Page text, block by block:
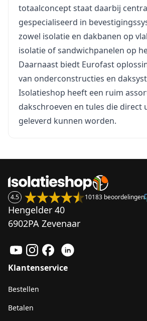
totaalconcept staat daarbij
gespecialiseerd in
zowel isolatie en dakbanen op
isolatie of sandwichpanelen op
Daarnaast biedt Eurofast
van onderconstructies en
Isolatieshop heeft een ruim
dakschroeven en tules die direct
geleverd kunnen worden.
4.5 10183 beoordelingen
Hengelder 40
6902PA Zevenaar
Klantenservice
Bestellen
Betalen